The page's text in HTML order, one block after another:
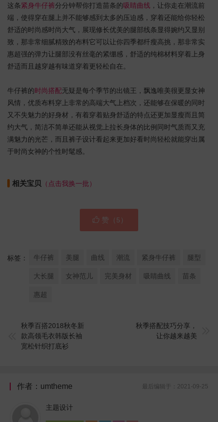
这条紧身牛仔裤分分钟帮你打造苗条的吸睛曲线 ，让你走在潮流前
端，使得穿在腿上并不能够感到太多的压迫感，穿着还能给你轻松
舒适的时尚感时尚大气，展现修长优美的腿部线条显得婉约又显别
致，那非常细腻精致的布料它可以让你四季都纤瘦高挑，那非常实
惠超强的弹力让腿部没有丝毫的紧绷感，舒适的纯棉材料穿着上身
舒适而且越穿越有味道穿着更轻松自在。
牛仔裤的时尚搭配无疑是每个季节的出镜王，飘逸唯美很更显女神
风情，优质布料穿上非常的高端大气上档次，还能够在保暖的同时
又不失魅力的好身材，有着穿着贴身舒适的特点还更加显瘦而且简
约大气，简洁不简单还能从视觉上拉长身体的比例同时气质而又充
满魅力的光芒，而且裤子设计看起来更加好看时尚轻松就能穿出属
于时尚女神的个性时髦感。
相关宝贝 （点击我换一批）
 赞（ 5 ）
标签： 牛仔裤 美腿 曲线 潮流 紧身牛仔裤 腿型
大长腿 女神范儿 完美身材 吸睛曲线 苗条
惠超
秋季百搭2018秋冬新
款高领毛衣韩版长袖
宽松针织打底衫
秋季搭配技巧分享，
让你越来越美
最后编辑于：2021-09-25
作者：umtheme
主题设计